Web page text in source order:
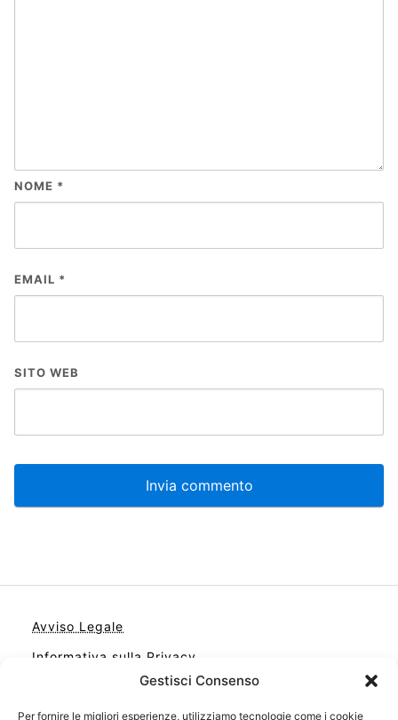
Gestisci Consenso
Per fornire le migliori esperienze, utilizziamo tecnologie come i cookie
NOME *
EMAIL *
SITO WEB
Avviso Legale
Informativa sulla Privacy
Contatto